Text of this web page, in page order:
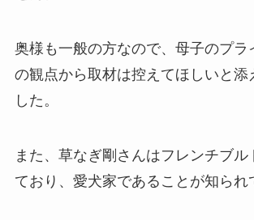
奥様も一般の方なので、母子のプラ
の観点から取材は控えてほしいと添
した。
また、草なぎ剛さんはフレンチブル
ており、愛犬家であることが知られ